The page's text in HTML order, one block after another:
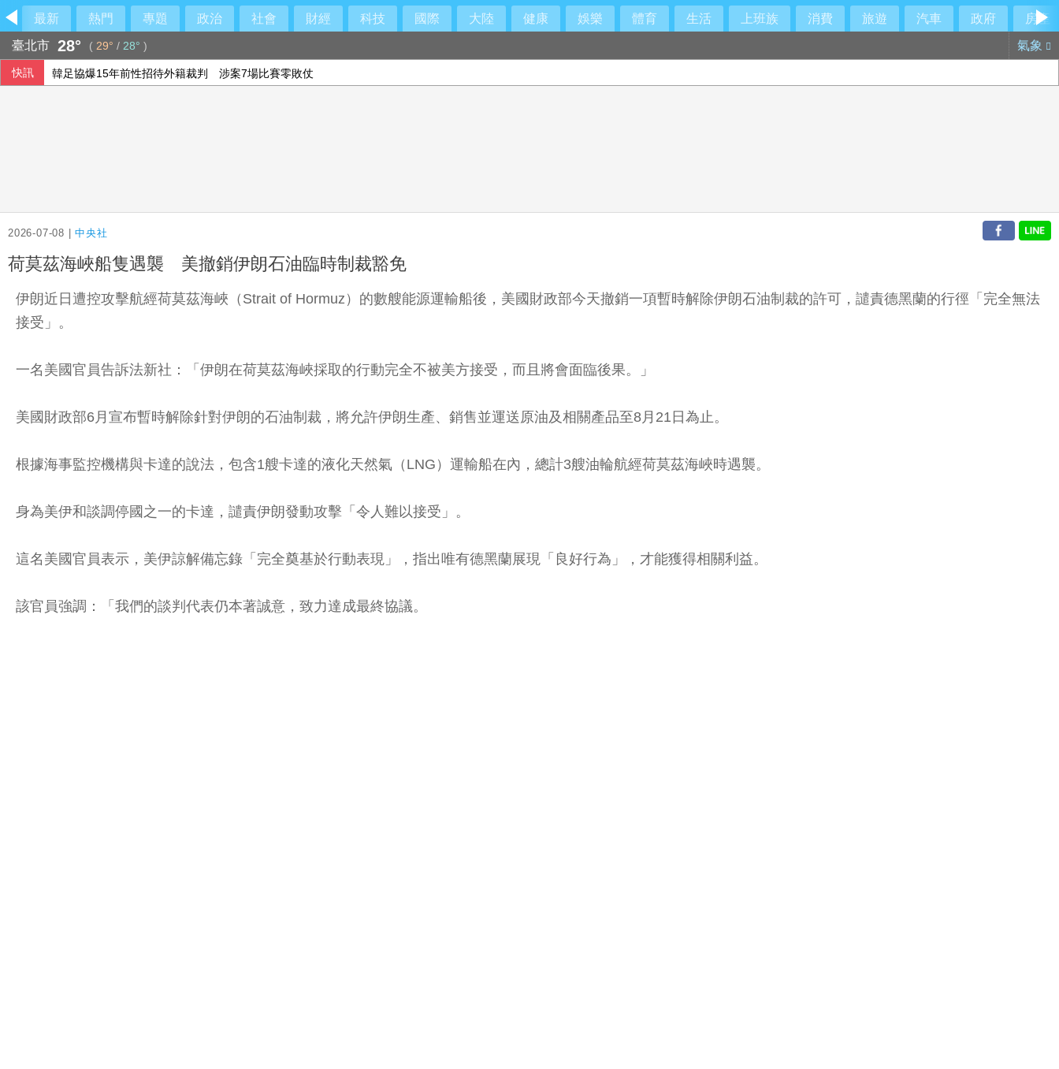
最新 熱門 專題 政治 社會 財經 科技 國際 大陸 健康 娛樂 體育 生活 上班族 消費 旅遊 汽車 政府
房產
臺北市 28° ( 29° / 28° ) 氣象
快訊 韓足協爆15年前性招待外籍裁判 涉案7場比賽零敗仗
2026-07-08 |中央社
荷莫茲海峽船隻遇襲 美撤銷伊朗石油臨時制裁豁免
伊朗近日遭控攻擊航經荷莫茲海峽（Strait of Hormuz）的數艘能源運輸船後，美國財政部今天撤銷一項暫時解除伊朗石油制裁的許可，譴責德黑蘭的行徑「完全無法
接受」。
一名美國官員告訴法新社：「伊朗在荷莫茲海峽採取的行動完全不被美方接受，而且將會面臨後果。」
美國財政部6月宣布暫時解除針對伊朗的石油制裁，將允許伊朗生產、銷售並運送原油及相關產品至8月21日為止。
根據海事監控機構與卡達的說法，包含1艘卡達的液化天然氣（LNG）運輸船在內，總計3艘油輪航經荷莫茲海峽時遇襲。
身為美伊和談調停國之一的卡達，譴責伊朗發動攻擊「令人難以接受」。
這名美國官員表示，美伊諒解備忘錄「完全奠基於行動表現」，指出唯有德黑蘭展現「良好行為」，才能獲得相關利益。
該官員強調：「我們的談判代表仍本著誠意，致力達成最終協議。